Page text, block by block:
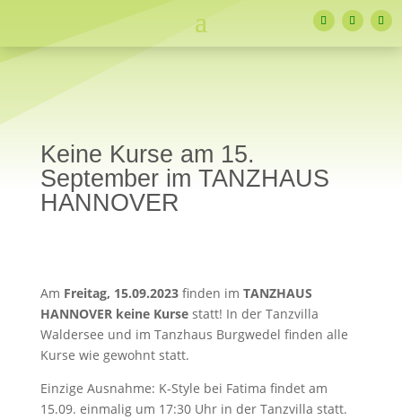
Keine Kurse am 15.
September im TANZHAUS
HANNOVER
Am Freitag, 15.09.2023finden im TANZHAUS
HANNOVER keine Kursestatt! In der Tanzvilla
Waldersee und im Tanzhaus Burgwedel finden alle
Kurse wie gewohnt statt.
Einzige Ausnahme: K-Style bei Fatima findet am
15.09. einmalig um 17:30 Uhr in der Tanzvilla statt.